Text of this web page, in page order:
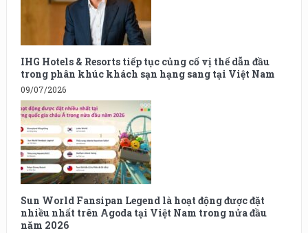
IHG Hotels & Resorts tiếp tục củng cố vị thế dẫn đầu
trong phân khúc khách sạn hạng sang tại Việt Nam
09/07/2026
Sun World Fansipan Legend là hoạt động được đặt
nhiều nhất trên Agoda tại Việt Nam trong nửa đầu
năm 2026